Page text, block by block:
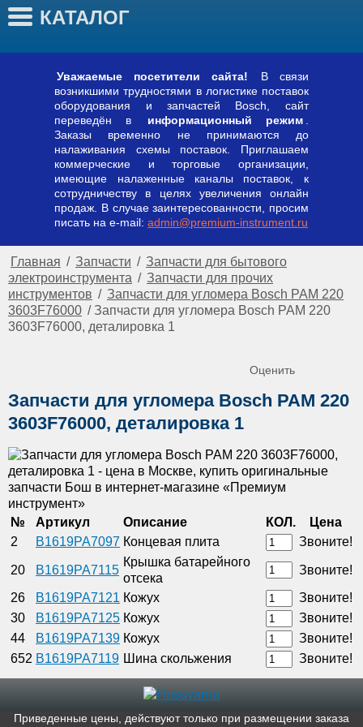
КАТАЛОГ
Уважаемые посетители сайта!
В связи
возникшими трудностями в логистике поставок
оборудования и запчастей Bosch, сайт
переведён в
информационный режим
Заказы временно не принимаются до
налаживания схемы поставок. Приглашаем
коммерческие и торговые организации,
имеющие налаженные каналы поставок, к
сотрудничеству в целях увеличения онлайн
продаж. В случае заинтересованности, просим
писать на e-mail:admin@premium-instrument.ru
Главная / Запчасти / Запчасти для бытового
электроинструмента / Запчасти для прочих
инструментов / Запчасти для угломера Bosch PAM 220
3603F76000 / Запчасти для угломера Bosch PAM 220
3603F76000, деталировка 1
Оценить
Запчасти для угломера Bosch PAM 220
3603F76000, деталировка 1
№ Артикул Описание КОЛ.
Цена
2
B1619PA7097 Концевая плита Звоните!
20 B1619PA7115
Крышка батарейного
отсека
Звоните!
26
B1619PA7121 Кожух
Звоните!
30
B1619PA7125 Кожух
Звоните!
44
B1619PA7139 Кожух
Звоните!
652 B1619PA7119 Шина скольжения Звоните!
Приведенные цены, действуют только при размещении заказа